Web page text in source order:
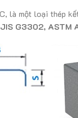
là một loại thép
JIS G3302, ASTM